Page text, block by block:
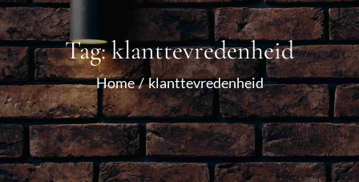
Tag:klanttevredenheid
Home klanttevredenheid